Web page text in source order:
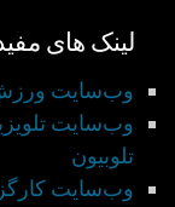
لینک های
وب‌سایت ورزش
وب‌سایت
تلوبیون
وب‌سایت